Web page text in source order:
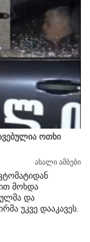
ოთხი
ახალი ამბები
მოხდა
და
უკვე დააკავეს.